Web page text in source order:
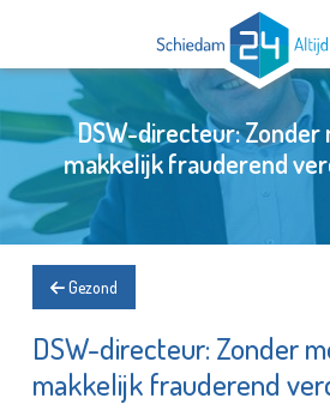
DSW-directeur: Zonder
makkelijk frauderend
Gezond
DSW-directeur: Zonder
makkelijk frauderend